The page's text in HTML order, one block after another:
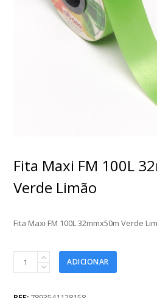
Fita Maxi FM 100L
Verde Limão
Fita Maxi FM 100L 32mmx50m Verde
100L
ADICIONAR